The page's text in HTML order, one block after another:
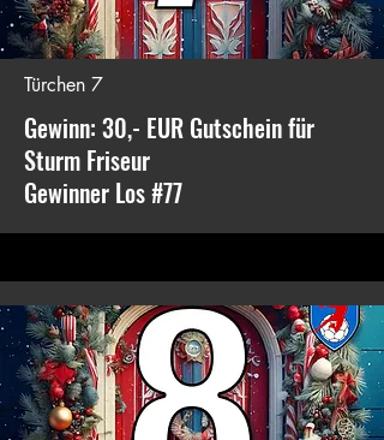
Türchen 7
Gewinn: 30,- EUR Gutschein für
Sturm Friseur
Gewinner Los #77